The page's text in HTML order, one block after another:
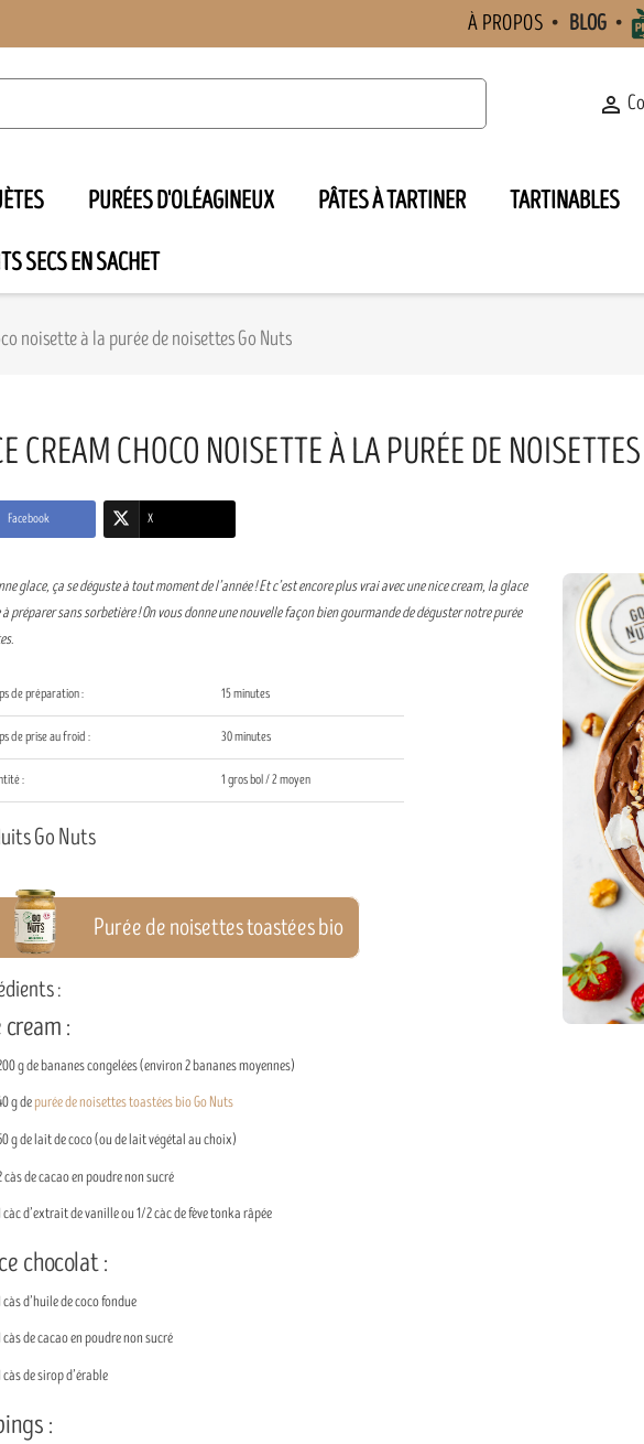
À PROPOS BLOG

PURÉES D'OLÉAGINEUX PÂTES À TARTINER TARTINABLES
SECS EN SACHET
noisette à la purée de noisettes Go Nuts
CREAM CHOCO NOISETTE À LA PURÉE DE
Facebook X
glace, ça se déguste à tout moment de l’année ! Et c’est encore plus vrai avec une nice cream, la glace
préparer sans sorbetière ! On vous donne une nouvelle façon bien gourmande de déguster notre purée
de préparation : 15 minutes
de prise au froid : 30 minutes
: 1 gros bol / 2 moyen
Go Nuts
Purée de noisettes toastées bio
:
:
g de bananes congelées (environ 2 bananes moyennes)
g depurée de noisettes toastées bio Go Nuts
g de lait de coco (ou de lait végétal au choix)
càs de cacao en poudre non sucré
càc d’extrait de vanille ou 1/2 càc de fève tonka râpée
chocolat :
càs d’huile de coco fondue
càs de cacao en poudre non sucré
càs de sirop d’érable
: